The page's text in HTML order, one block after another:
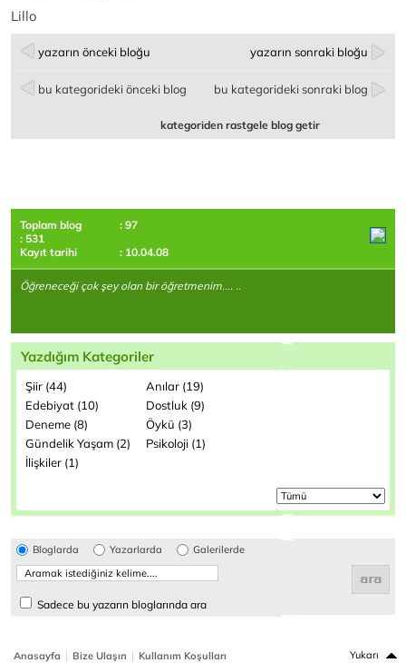
Lillo
yazarın önceki bloğu yazarın sonraki bloğu
bu kategorideki önceki blog bu kategorideki sonraki blog
kategoriden rastgele blog getir
Toplam blog
: 97
: 531
Kayıt tarihi
: 10.04.08
Öğreneceği çok şey olan bir öğretmenim.... ..
Yazdığım Kategoriler
Şiir (44)
Anılar (19)
Edebiyat (10)
Dostluk (9)
Deneme (8)
Öykü (3)
Gündelik Yaşam (2)
Psikoloji (1)
İlişkiler (1)
Bloglarda Yazarlarda Galerilerde
Sadece bu yazarın bloglarında ara
Anasayfa | Bize Ulaşın | Kullanım Koşulları Yukarı